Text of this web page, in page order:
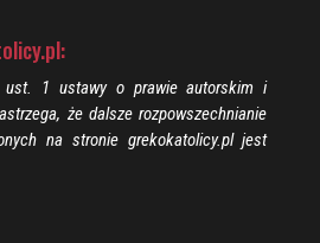
1 ustawy o prawie autorskim i
że dalsze rozpowszechnianie
na stronie grekokatolicy.pl jest